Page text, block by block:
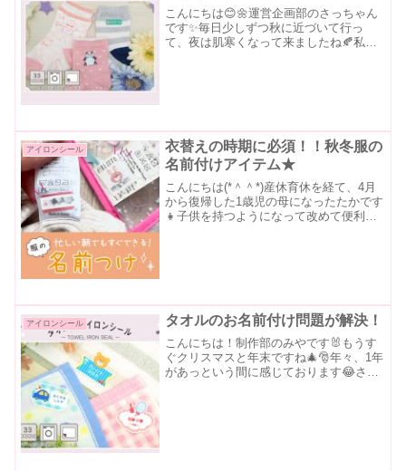
こんにちは😊🌼運営企画部のさっちゃん
です✨毎日少しずつ秋に近づいて行っ
て、夜は肌寒くなって来ましたね🍂私の
アイロンシール
衣替えの時期に必須！！秋冬服の
名前付けアイテム★
こんにちは(*＾＾*)産休育休を経て、4月
から復帰した1歳児の母になったたかです
👧子供を持つようになって改めて便利さ
アイロンシール タオルのお名前付け問題が解決！
こんにちは！制作部のみやです🐰もうす
ぐクリスマスと年末ですね🎄🎅年々、1年
があっという間に感じております😂さて